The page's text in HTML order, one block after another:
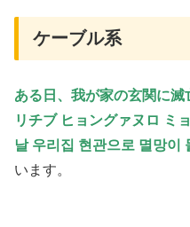
ケーブル系
ある日、我が家の玄関に
リチブ ヒョングァヌロ ミ
날 우리집 현관으로 멸망이
います。